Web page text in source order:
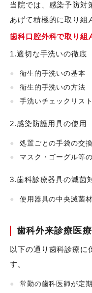
当院では、感染予防対
あげて積極的に取り組
歯科口腔外科で取り組
1.適切な手洗いの徹底
衛生的手洗いの基本
衛生的手洗いの方法
手洗いチェックリス
2.感染防護用具の使用
処置ごとの手袋の交換
マスク・ゴーグル等
3.歯科診療器具の滅菌
使用器具の中央滅菌
歯科外来診療医
以下の通り歯科診療に
す。
常勤の歯科医師が定